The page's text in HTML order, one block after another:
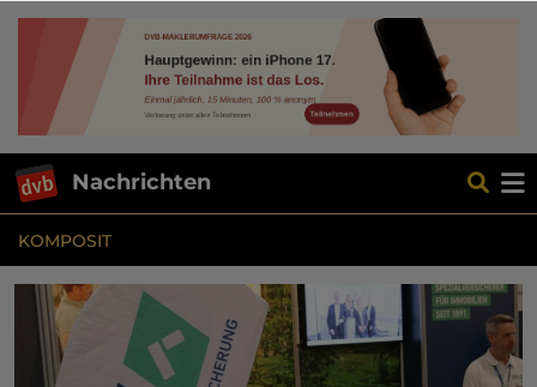
Nachrichten
KOMPOSIT